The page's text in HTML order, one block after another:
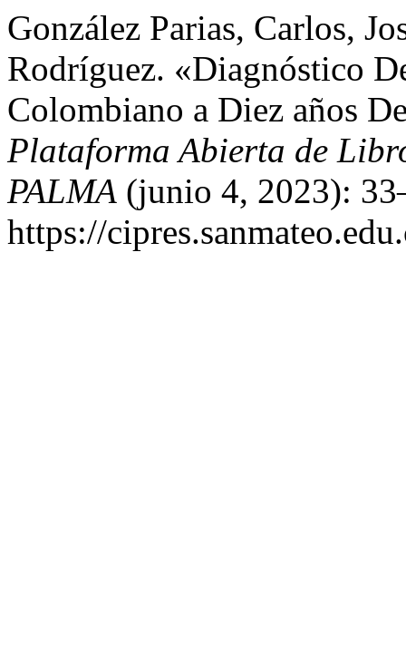
González Parias, Carlos,
Rodríguez. «Diagnóstico
Colombiano a Diez años
Plataforma Abierta de
PALMA (junio 4, 2023):
https://